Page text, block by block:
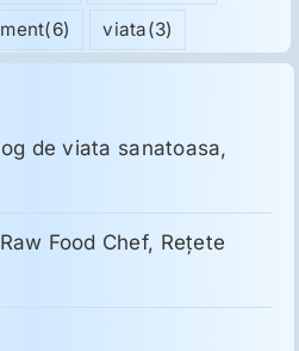
(6) viata(3)
de viata sanatoasa,
Food Chef, Reţete